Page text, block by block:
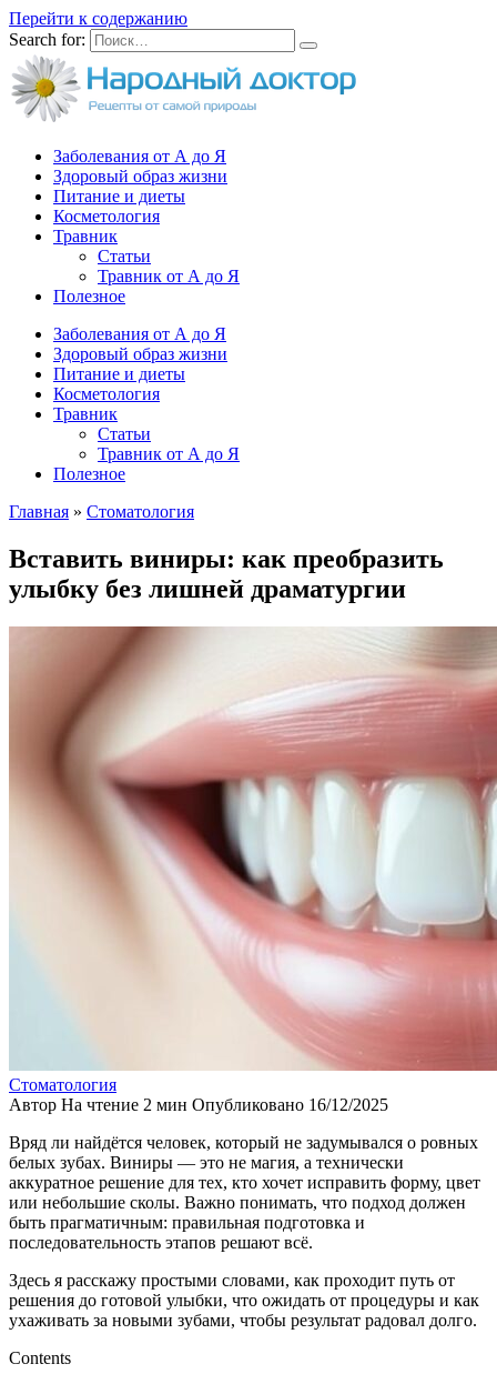
Перейти к содержанию
Search for:
Заболевания от А до Я
Здоровый образ жизни
Питание и диеты
Косметология
Травник
Статьи
Травник от А до Я
Полезное
Заболевания от А до Я
Здоровый образ жизни
Питание и диеты
Косметология
Травник
Статьи
Травник от А до Я
Полезное
Главная » Стоматология
Вставить виниры: как преобразить
улыбку без лишней драматургии
Стоматология
Автор На чтение 2 мин Опубликовано 16/12/2025
Вряд ли найдётся человек, который не задумывался о ровных
белых зубах. Виниры — это не магия, а технически
аккуратное решение для тех, кто хочет исправить форму, цвет
или небольшие сколы. Важно понимать, что подход должен
быть прагматичным: правильная подготовка и
последовательность этапов решают всё.
Здесь я расскажу простыми словами, как проходит путь от
решения до готовой улыбки, что ожидать от процедуры и как
ухаживать за новыми зубами, чтобы результат радовал долго.
Contents